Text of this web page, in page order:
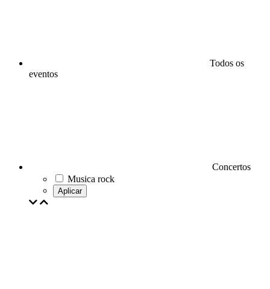
Todos os
eventos
Concertos
Musica rock
Aplicar